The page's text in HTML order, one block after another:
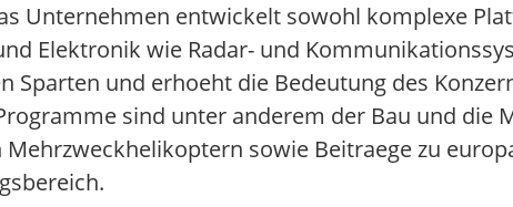
Unternehmen entwickelt sowohl komplexe
Elektronik wie Radar- und
Sparten und erhoeht die Bedeutung des
sind unter anderem der Bau und die
sowie Beitraege zu